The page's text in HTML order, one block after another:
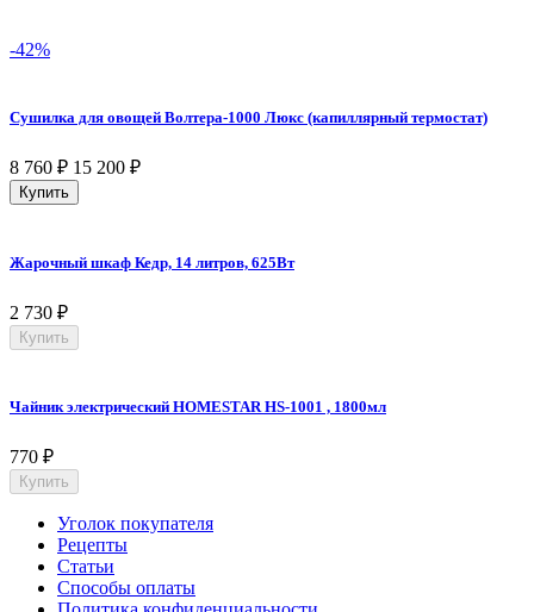
-42%
Сушилка для овощей Волтера-1000 Люкс (капиллярный термостат)
8 760 ₽ 15 200 ₽
Купить
Жарочный шкаф Кедр, 14 литров, 625Вт
2 730 ₽
Купить
Чайник электрический HOMESTAR HS-1001 , 1800мл
770 ₽
Купить
Уголок покупателя
Рецепты
Статьи
Способы оплаты